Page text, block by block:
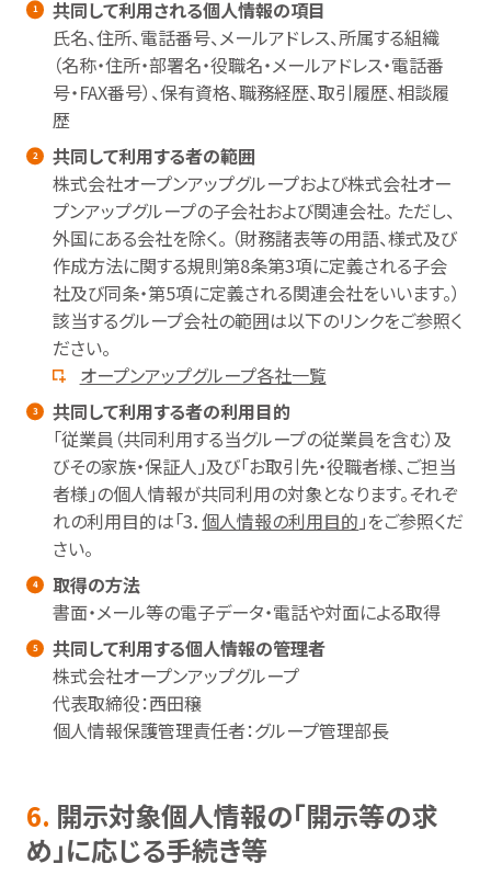
共同して利用される個人情報の項目
氏名、住所、電話番号、メールアドレス、所属する組織
（名称・住所・部署名・役職名・メールアドレス・電話番
号・FAX番号）、保有資格、職務経歴、取引履歴、相談履
歴
共同して利用する者の範囲
株式会社オープンアップグループおよび株式会社オー
プンアップグループの子会社および関連会社。 ただし、
外国にある会社を除く。 （財務諸表等の用語、様式及び
作成方法に関する規則第8条第3項に定義される子会
社及び同条・第5項に定義される関連会社をいいます。）
該当するグループ会社の範囲は以下のリンクをご参照く
ださい。
オープンアップグループ各社一覧
共同して利用する者の利用目的
「従業員（共同利用する当グループの従業員を含む）及
びその家族・保証人」及び「お取引先・役職者様、ご担当
者様」の個人情報が共同利用の対象となります。それぞ
れの利用目的は「3． 個人情報の利用目的 」をご参照くだ
さい。
取得の方法
書面・メール等の電子データ・電話や対面による取得
共同して利用する個人情報の管理者
株式会社オープンアップグループ
代表取締役：西田穣
個人情報保護管理責任者：グループ管理部長
6. 開示対象個人情報の「開示等の求
め」に応じる手続き等